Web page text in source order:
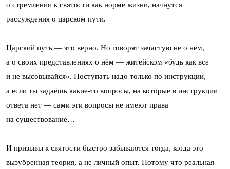
о стремлении к святости как норме жизни, начнутся
рассуждения о царском пути.
Царский путь — это верно. Но говорят зачастую не о нём,
а о своих представлениях о нём — житейском «будь как все
и не высовывайся». Поступать надо только по инструкции,
а если ты задаёшь какие-то вопросы, на которые в инструкции
ответа нет — сами эти вопросы не имеют права
на существование…
И призывы к святости быстро забываются тогда, когда это
вызубренная теория, а не личный опыт. Потому что реальная